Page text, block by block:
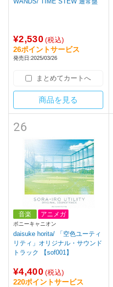
¥2,530 (税込)
26ポイントサービス
発売日:2025/03/26
まとめてカートへ
商品を見る
26
音楽 アニメガ
ポニーキャニオン
daisuke horita/ 「空色ユーティ
リティ」オリジナル・サウンド
トラック 【sof001】
¥4,400 (税込)
220ポイントサービス